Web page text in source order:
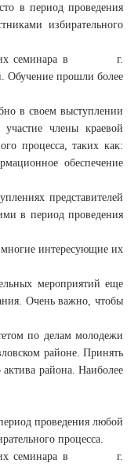
в период проведения
избирательного
семинара в г.
Обучение прошли более
в своем выступлении
члены краевой
процесса, таких как:
обеспечение
представителей
в период проведения
интересующие их
мероприятий еще
Очень важно, чтобы
по делам молодежи
районе. Принять
района. Наиболее
проведения любой
процесса.
семинара в г.